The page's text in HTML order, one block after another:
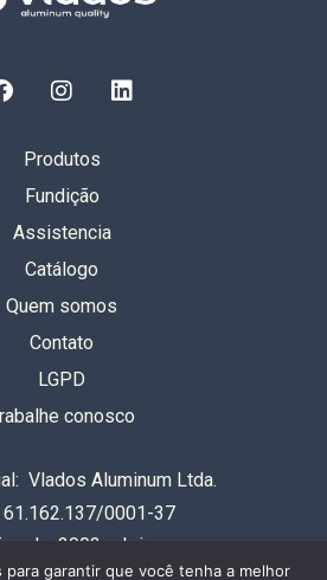
Produtos
Fundição
Assistencia
Catálogo
Quem somos
Contato
LGPD
conosco
Vlados Aluminum Ltda.
61.162.137/0001-37
2003 – Ipiranga
para garantir que você tenha a melhor